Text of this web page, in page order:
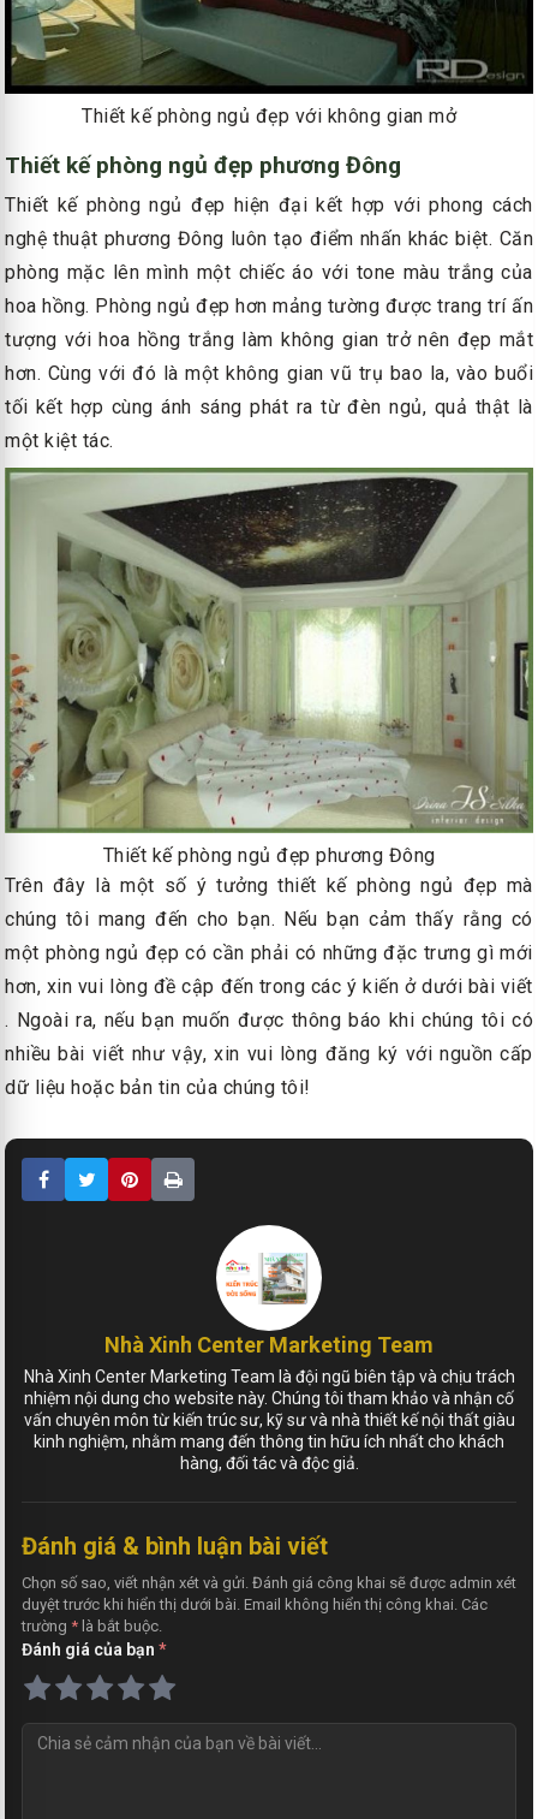
Thiết kế phòng ngủ đẹp với không gian mở
Thiết kế phòng ngủ đẹp phương Đông
Thiết kế phòng ngủ đẹp hiện đại kết hợp với phong cách
nghệ thuật phương Đông luôn tạo điểm nhấn khác biệt. Căn
phòng mặc lên mình một chiếc áo với tone màu trắng của
hoa hồng. Phòng ngủ đẹp hơn mảng tường được trang trí ấn
tượng với hoa hồng trắng làm không gian trở nên đẹp mắt
hơn. Cùng với đó là một không gian vũ trụ bao la, vào buổi
tối kết hợp cùng ánh sáng phát ra từ đèn ngủ, quả thật là
một kiệt tác.
Thiết kế phòng ngủ đẹp phương Đông
Trên đây là một số ý tưởng thiết kế phòng ngủ đẹp mà
chúng tôi mang đến cho bạn. Nếu bạn cảm thấy rằng có
một phòng ngủ đẹp có cần phải có những đặc trưng gì mới
hơn, xin vui lòng đề cập đến trong các ý kiến ở dưới bài viết​​
. Ngoài ra, nếu bạn muốn được thông báo khi chúng tôi có
nhiều bài viết như vậy, xin vui lòng đăng ký với nguồn cấp
dữ liệu hoặc bản tin của chúng tôi!
Nhà Xinh Center Marketing Team
Nhà Xinh Center Marketing Team là đội ngũ biên tập và chịu trách
nhiệm nội dung cho website này. Chúng tôi tham khảo và nhận cố
vấn chuyên môn từ kiến trúc sư, kỹ sư và nhà thiết kế nội thất giàu
kinh nghiệm, nhằm mang đến thông tin hữu ích nhất cho khách
hàng, đối tác và độc giả.
Đánh giá & bình luận bài viết
Chọn số sao, viết nhận xét và gửi. Đánh giá công khai sẽ được admin xét
duyệt trước khi hiển thị dưới bài. Email không hiển thị công khai. Các
trường * là bắt buộc.
Đánh giá của bạn *